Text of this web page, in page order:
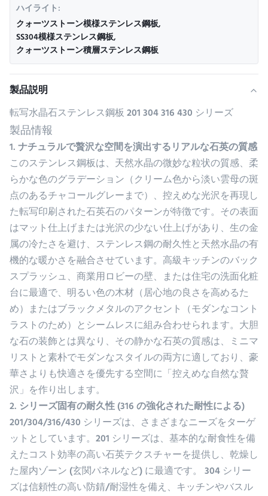
ハイライト:
クォーツストーン模様ステンレス鋼板,
SS304模様ステンレス鋼板,
クォーツストーン積層ステンレス鋼板
製品説明
転写水晶石ステンレス鋼板 201 304 316 430 シリーズ
製品情報
1. ナチュラルで贅沢な空間を演出するリアルな石英の質感
このステンレス鋼板は、天然水晶の微妙な粒状の質感、柔
らかな色のグラデーション（クリーム色から淡い雲母の斑
点のあるチャコールグレーまで）、控えめな光沢を再現し
た転写印刷された石英石のパターンが特徴です。その表面
はマット仕上げまたは光沢の少ない仕上げがあり、生の金
属の冷たさを避け、ステンレス鋼の耐久性と天然水晶の有
機的な暖かさを融合させています。高級キッチンのバック
スプラッシュ、商業用ロビーの壁、または住宅の洗面化粧
台に最適で、明るい色の木材（居心地の良さを高めるた
め）またはブラックメタルのアクセント（モダンなコント
ラストのため）とシームレスに組み合わせられます。大胆
な石の装飾とは異なり、その静かな石英の質感は、ミニマ
リストと素朴でモダンなスタイルの両方に適しており、豪
華さよりも快適さを優先する空間に「控えめな自然な贅
沢」を作り出します。
2. シリーズ固有の耐久性 (316 の強化された耐性による)
201/304/316/430 シリーズは、さまざまなニーズをターゲ
ットとしています。201 シリーズは、基本的な耐食性を備
えたコスト効率の高い石英テクスチャーを提供し、乾燥し
た屋内ゾーン (玄関パネルなど) に最適です。 304 シリー
ズは信頼性の高い防錆/耐湿性を備え、キッチンやバスル